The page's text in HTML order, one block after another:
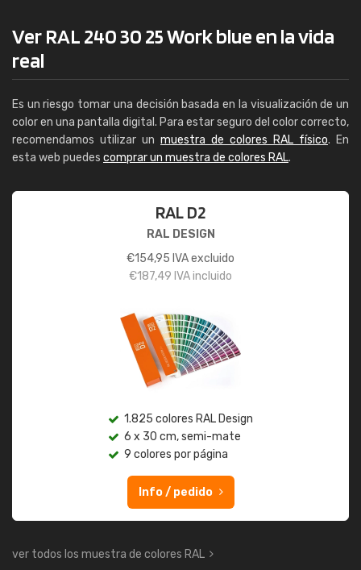
Ver RAL 240 30 25 Work blue en la vida
real
Es un riesgo tomar una decisión basada en la visualización de un
color en una pantalla digital. Para estar seguro del color correcto,
recomendamos utilizar un muestra de colores RAL físico. En
esta web puedes comprar un muestra de colores RAL.
RAL D2
RAL DESIGN
€154,95 IVA excluido
€187,49 IVA incluido
1.825 colores RAL Design
6 x 30 cm, semi-mate
9 colores por página
Info / pedido
ver todos los muestra de colores RAL